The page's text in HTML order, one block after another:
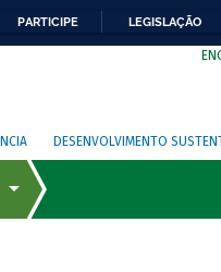
PARTICIPE LEGISLAÇÃO
DESENVOLVIMENTO